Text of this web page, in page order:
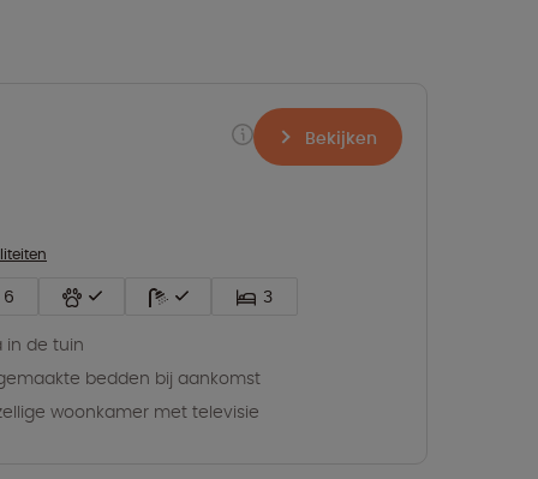
3
in de tuin
bedden bij aankomst
woonkamer met televisie
Bekijken